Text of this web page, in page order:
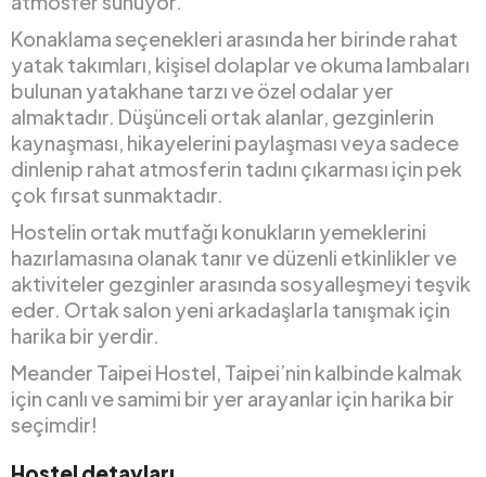
Konaklama seçenekleri arasında her birinde rahat
yatak takımları, kişisel dolaplar ve okuma lambaları
bulunan yatakhane tarzı ve özel odalar yer
almaktadır. Düşünceli ortak alanlar, gezginlerin
kaynaşması, hikayelerini paylaşması veya sadece
dinlenip rahat atmosferin tadını çıkarması için pek
çok fırsat sunmaktadır.
Hostelin ortak mutfağı konukların yemeklerini
hazırlamasına olanak tanır ve düzenli etkinlikler ve
aktiviteler gezginler arasında sosyalleşmeyi teşvik
eder. Ortak salon yeni arkadaşlarla tanışmak için
harika bir yerdir.
Meander Taipei Hostel, Taipei’nin kalbinde kalmak
için canlı ve samimi bir yer arayanlar için harika bir
seçimdir!